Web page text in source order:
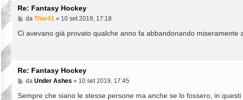
Re: Fantasy Hockey
M
s
o
da Thor41 » 10 set 2019, 17:18
Ci avevano già provato qualche anno fa abbandonando
Re: Fantasy Hockey
M
s
da Under Ashes » 10 set 2019, 17:45
Sempre che siano le stesse persone ma anche se lo fossero, in